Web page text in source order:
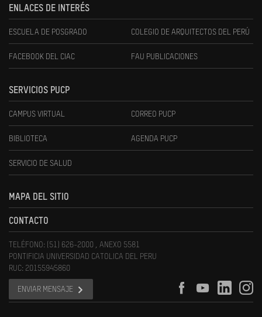
ENLACES DE INTERÉS
ESCUELA DE POSGRADO COLEGIO DE ARQUITECTOS DEL PERÚ
FACEBOOK DEL CIAC FAU PUBLICACIONES
SERVICIOS PUCP
CAMPUS VIRTUAL CORREO PUCP
BIBLIOTECA AGENDA PUCP
SERVICIO DE SALUD
MAPA DEL SITIO
CONTACTO
TELÉFONO: (51) 626-2000 , ANEXO 5581
PONTIFICIA UNIVERSIDAD CATOLICA DEL PERU
RUC: 20155945860
ENVIAR MENSAJE